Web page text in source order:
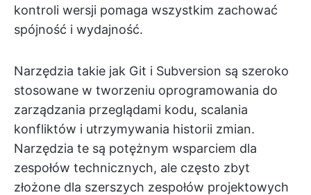
kontroli wersji pomaga wszystkim zachować
spójność i wydajność.
Narzędzia takie jak Git i Subversion są szeroko
stosowane w tworzeniu oprogramowania do
zarządzania przeglądami kodu, scalania
konfliktów i utrzymywania historii zmian.
Narzędzia te są potężnym wsparciem dla
zespołów technicznych, ale często zbyt
złożone dla szerszych zespołów projektowych